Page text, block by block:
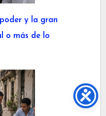
y la gran
o más de lo